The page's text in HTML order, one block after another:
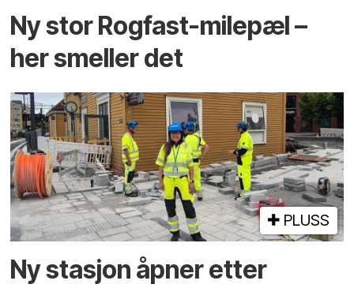
Ny stor Rogfast-milepæl –
her smeller det
PLUSS
Ny stasjon åpner etter